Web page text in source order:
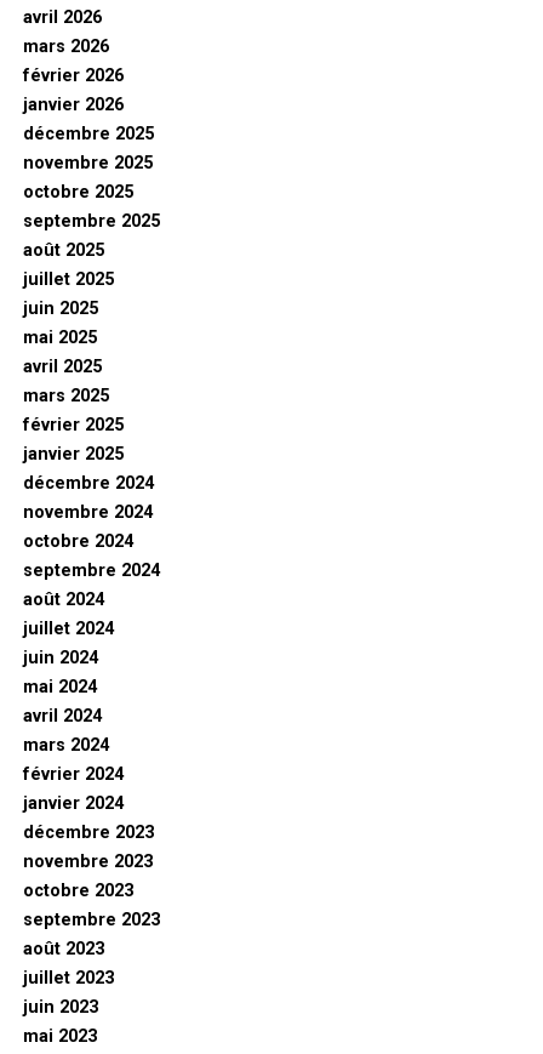
avril 2026
mars 2026
février 2026
janvier 2026
décembre 2025
novembre 2025
octobre 2025
septembre 2025
août 2025
juillet 2025
juin 2025
mai 2025
avril 2025
mars 2025
février 2025
janvier 2025
décembre 2024
novembre 2024
octobre 2024
septembre 2024
août 2024
juillet 2024
juin 2024
mai 2024
avril 2024
mars 2024
février 2024
janvier 2024
décembre 2023
novembre 2023
octobre 2023
septembre 2023
août 2023
juillet 2023
juin 2023
mai 2023